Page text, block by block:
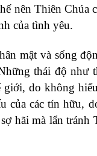
nên Thiên Chúa
của tình yêu.
mật và sống
thái độ như
giới, do không
của các tín hữu,
hãi mà lẩn tránh